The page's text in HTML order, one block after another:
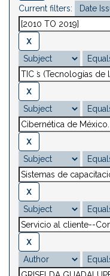
Current filters: